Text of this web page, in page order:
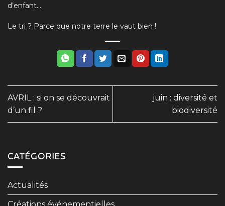
d’enfant…
Le tri ? Parce que notre terre le vaut bien !
AVRIL : si on se découvrait
d’un fil ?
juin : diversité et
biodiversité
CATÉGORIES
Actualités